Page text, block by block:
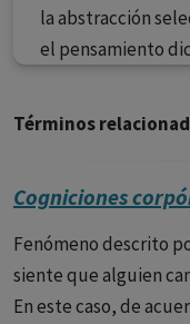
la abstracción
el pensamiento
Términos
Cogniciones
Fenómeno descrito
siente que alguien
En este caso, de